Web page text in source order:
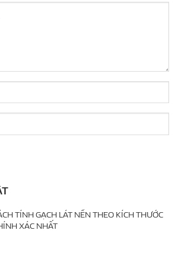
TÍNH GẠCH LÁT NỀN THEO KÍCH THƯỚC
XÁC NHẤT